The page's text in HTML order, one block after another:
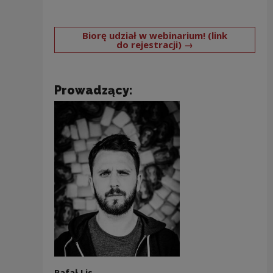
Biorę udział w webinarium! (link
do rejestracji) → Note, the link
Prowadzący: